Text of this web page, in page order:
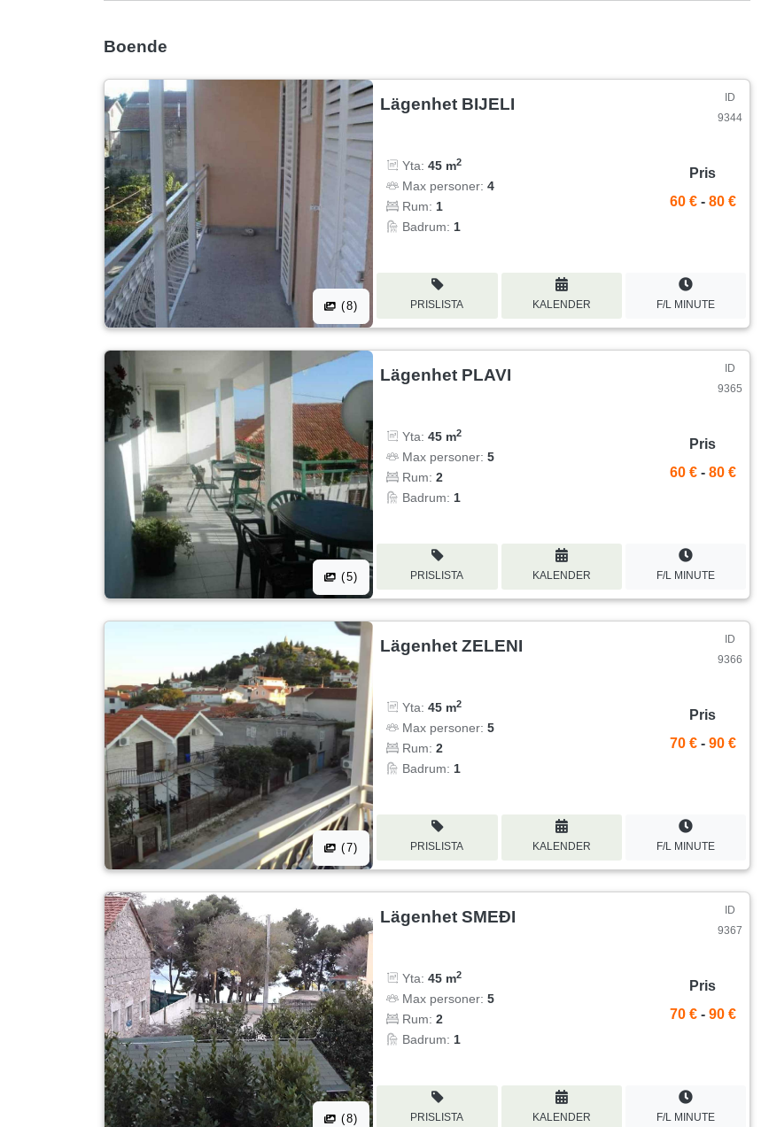
Boende
(8)
Lägenhet BIJELI
ID
9344
Yta:45 m2
Max personer:4
Rum: 1
Badrum: 1
Pris
60 € - 80 €
PRISLISTA KALENDER F/L MINUTE
(5)
Lägenhet PLAVI
ID
9365
Yta:45 m2
Max personer:5
Rum:2
Badrum: 1
Pris
60 € - 80 €
PRISLISTA KALENDER F/L MINUTE
(7)
Lägenhet ZELENI
ID
9366
Yta:45 m2
Max personer:5
Rum:2
Badrum: 1
Pris
70 € - 90 €
PRISLISTA KALENDER F/L MINUTE
(8)
Lägenhet SMEĐI
ID
9367
Yta:45 m2
Max personer:5
Rum:2
Badrum: 1
Pris
70 € - 90 €
PRISLISTA KALENDER F/L MINUTE